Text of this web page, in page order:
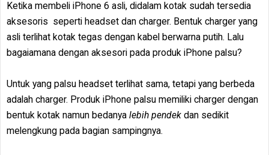
Ketika membeli iPhone 6 asli, didalam kotak sudah tersedia
aksesoris seperti headset dan charger. Bentuk charger yang
asli terlihat kotak tegas dengan kabel berwarna putih. Lalu
bagaiamana dengan aksesori pada produk iPhone palsu?
Untuk yang palsu headset terlihat sama, tetapi yang berbeda
adalah charger. Produk iPhone palsu memiliki charger dengan
bentuk kotak namun bedanya lebih pendek dan sedikit
melengkung pada bagian sampingnya.